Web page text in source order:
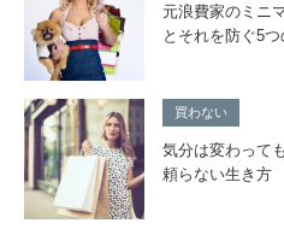
元浪費家のミニ
とそれを防ぐ5
買わない
気分は変わって
頼らない生き方